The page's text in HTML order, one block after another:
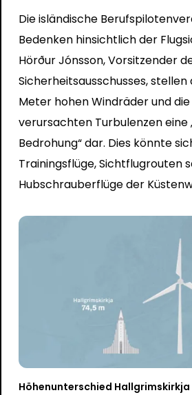
Die isländische
Bedenken hinsichtlich der
Hörður Jónsson, Vorsitzender
Sicherheitsausschusses, stellen
Meter hohen Windräder und
verursachten Turbulenzen eine
Bedrohung“ dar. Dies könnte
Trainingsflüge, Sichtflugrouten
Hubschrauberflüge der
Höhenunterschied